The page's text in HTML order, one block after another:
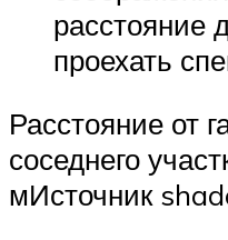
расстояние
проехать
Расстояние от
соседнего
мИсточник